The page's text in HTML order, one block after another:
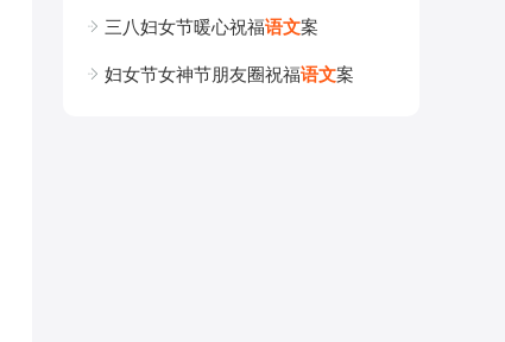
三八妇女节暖心祝福语文案
妇女节女神节朋友圈祝福语文案